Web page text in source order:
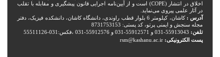
اخلاق در انتشار (COPE) است و از آیین‌نامه اجرایی قانون پیشگیری و مقابله با تقلب
در آثار علمی پیروی می‌نماید.
آدرس :
کاشان، کیلومتر 6 بلوار قطب راوندی، دانشگاه کاشان، دانشکده فیزیک، دفتر
مجله سنجش و ایمنی پرتو، کد پستی: 8731753153
تلفن:
پست الکترونیکی: rsm@kashanu.ac.ir